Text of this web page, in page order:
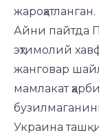
жароҳатланган.
Айни пайтда
эҳтимолий
жанговар
мамлакат
Украина